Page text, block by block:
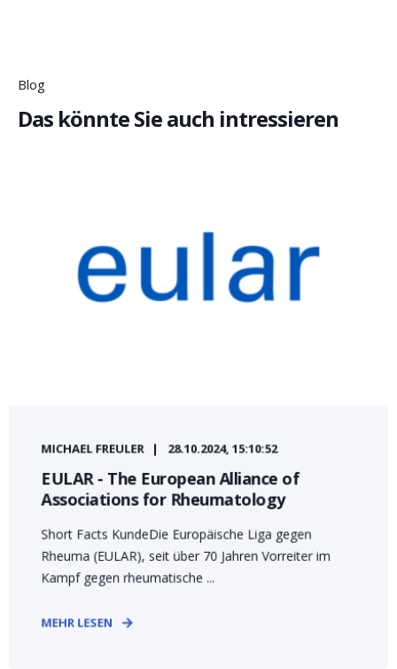
Blog
Das könnte Sie auch intressieren
MICHAEL FREULER 28.10.2024, 15:10:52
EULAR - The European Alliance of
Associations for Rheumatology
Short Facts KundeDie Europäische Liga gegen
Rheuma (EULAR), seit über 70 Jahren Vorreiter im
Kampf gegen rheumatische ...
MEHR LESEN